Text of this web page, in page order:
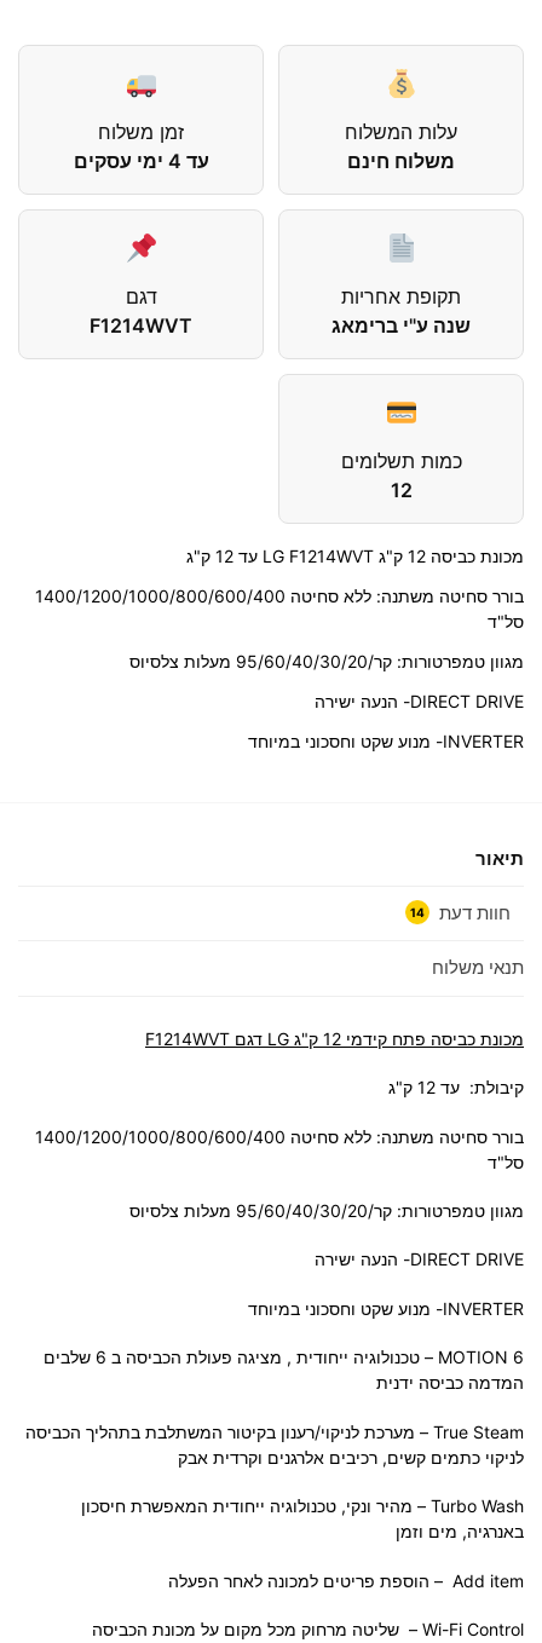
עלות המשלוח
משלוח חינם
זמן משלוח
עד 4 ימי עסקים
תקופת אחריות
שנה ע"י ברימאג
דגם
F1214WVT
כמות תשלומים
12
מכונת כביסה 12 ק"ג LG F1214WVT עד 12 ק"ג
בורר סחיטה משתנה: ללא סחיטה 1400/1200/1000/800/600/400
סל"ד
מגוון טמפרטורות: קר/95/60/40/30/20 מעלות צלסיוס
DIRECT DRIVE- הנעה ישירה
INVERTER- מנוע שקט וחסכוני במיוחד
תיאור
חוות דעת 14
תנאי משלוח
מכונת כביסה ‏פתח קידמי 12 ‏ק"ג LG דגם F1214WVT
קיבולת: עד 12 ק"ג
בורר סחיטה משתנה: ללא סחיטה 1400/1200/1000/800/600/400
סל"ד
מגוון טמפרטורות: קר/95/60/40/30/20 מעלות צלסיוס
DIRECT DRIVE- הנעה ישירה
INVERTER- מנוע שקט וחסכוני במיוחד
6 MOTION – טכנולוגיה ייחודית , מציגה פעולת הכביסה ב 6 שלבים
המדמה כביסה ידנית
True Steam – מערכת לניקוי/רענון בקיטור המשתלבת בתהליך הכביסה
לניקוי כתמים קשים, רכיבים אלרגנים וקרדית אבק
Turbo Wash – מהיר ונקי, טכנולוגיה ייחודית המאפשרת חיסכון
באנרגיה, מים וזמן
Add item – הוספת פריטים למכונה לאחר הפעלה
Wi-Fi Control – שליטה מרחוק מכל מקום על מכונת הכביסה